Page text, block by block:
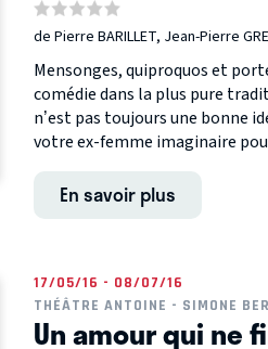
de Pierre BARILLET, Jean-Pierre
Mensonges, quiproquos et
comédie dans la plus pure
n’est pas toujours une bonne
votre ex-femme imaginaire
En savoir plus
17/05/16 - 08/07/16
THÉÂTRE ANTOINE - SIMONE
Un amour qui ne